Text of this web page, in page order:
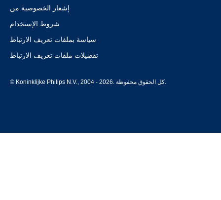
إشعار الخصوصية من
شروط الإستخدام
سياسة بملفات تعريف الارتباط
تفضيلات ملفات تعريف الارتباط
© Koninklijke Philips N.V., 2004 - 2026. كل الحقوق محفوظة.